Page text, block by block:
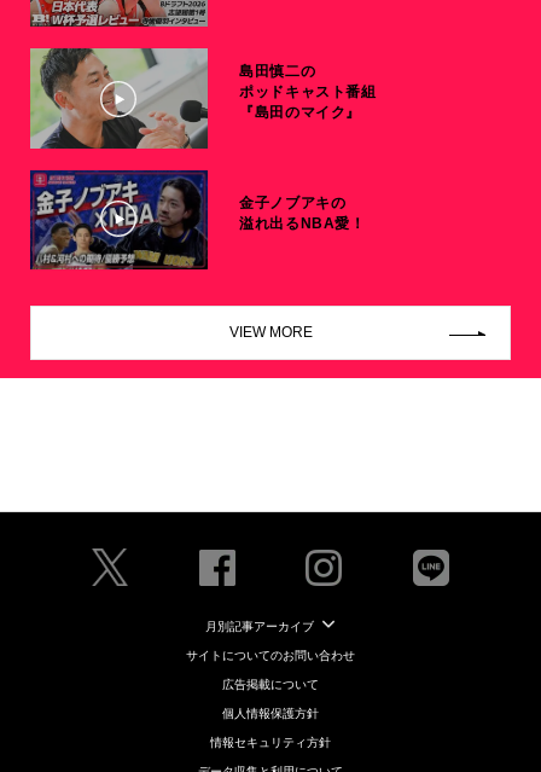
島田慎二の
ポッドキャスト番組
『島田のマイク』
金子ノブアキの
溢れ出るNBA愛！
VIEW MORE
月別記事アーカイブ
サイトについてのお問い合わせ
広告掲載について
個人情報保護方針
情報セキュリティ方針